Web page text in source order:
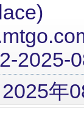
2025-
年